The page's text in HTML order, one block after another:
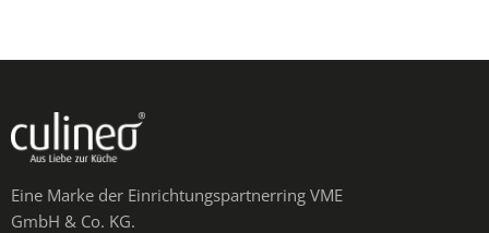
Eine Marke der Einrichtungspartnerring VME
GmbH & Co. KG.